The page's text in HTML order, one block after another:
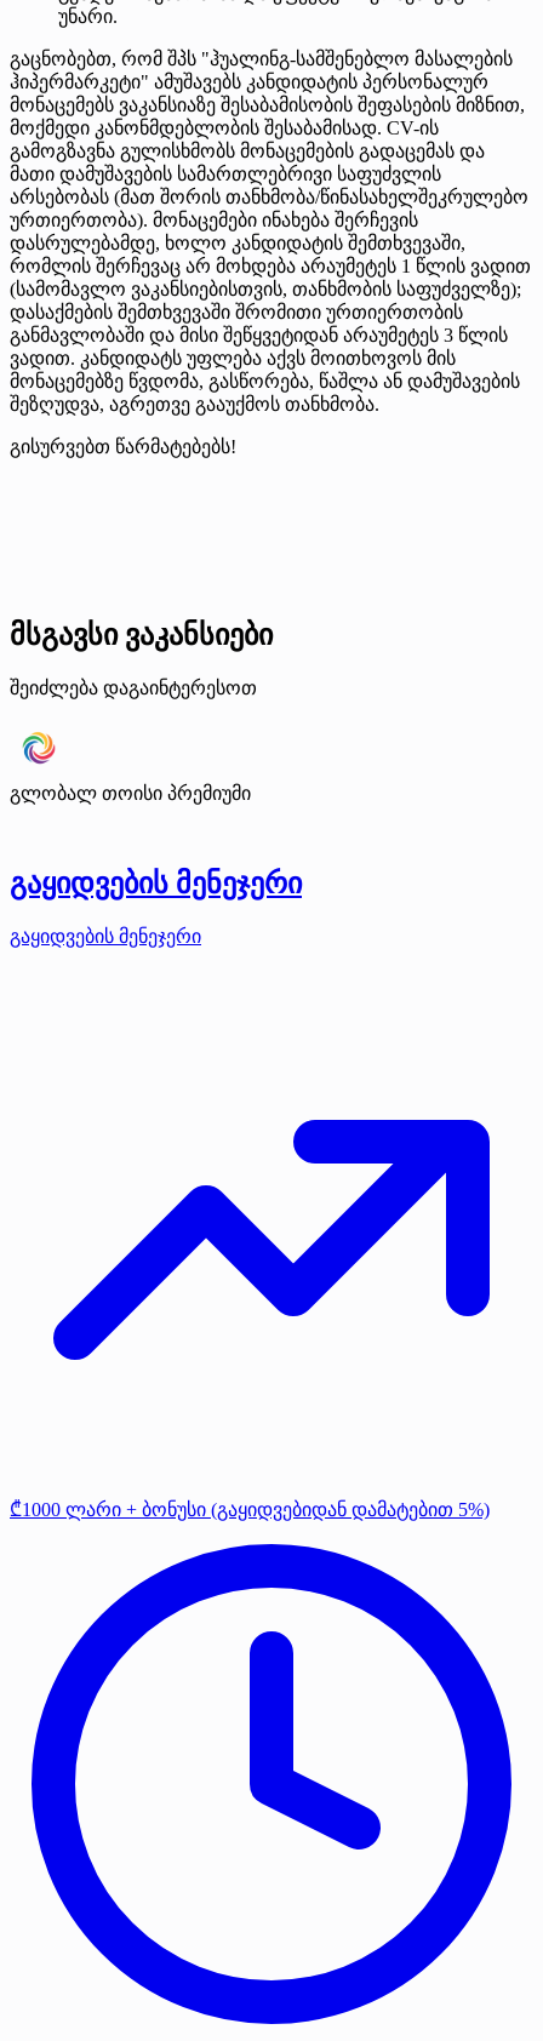
უნარი.
გაცნობებთ, რომ შპს "ჰუალინგ-სამშენებლო მასალების
ჰიპერმარკეტი" ამუშავებს კანდიდატის პერსონალურ
მონაცემებს ვაკანსიაზე შესაბამისობის შეფასების მიზნით,
მოქმედი კანონმდებლობის შესაბამისად. CV-ის
გამოგზავნა გულისხმობს მონაცემების გადაცემას და
მათი დამუშავების სამართლებრივი საფუძვლის
არსებობას (მათ შორის თანხმობა/წინასახელშეკრულებო
ურთიერთობა). მონაცემები ინახება შერჩევის
დასრულებამდე, ხოლო კანდიდატის შემთხვევაში,
რომლის შერჩევაც არ მოხდება არაუმეტეს 1 წლის ვადით
(სამომავლო ვაკანსიებისთვის, თანხმობის საფუძველზე);
დასაქმების შემთხვევაში შრომითი ურთიერთობის
განმავლობაში და მისი შეწყვეტიდან არაუმეტეს 3 წლის
ვადით. კანდიდატს უფლება აქვს მოითხოვოს მის
მონაცემებზე წვდომა, გასწორება, წაშლა ან დამუშავების
შეზღუდვა, აგრეთვე გააუქმოს თანხმობა.
გისურვებთ წარმატებებს!
მსგავსი ვაკანსიები
შეიძლება დაგაინტერესოთ
გლობალ თოისი პრემიუმი
გაყიდვების მენეჯერი
გაყიდვების მენეჯერი
₾1000 ლარი + ბონუსი (გაყიდვებიდან დამატებით 5%)